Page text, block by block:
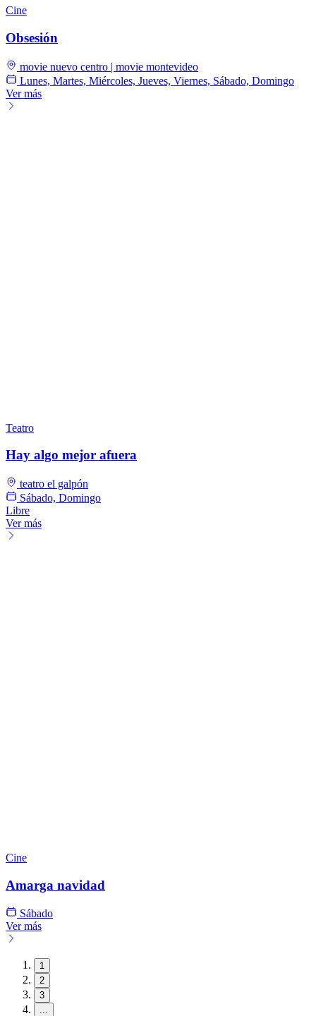
Cine
Obsesión
movie nuevo centro | movie montevideo
Lunes, Martes, Miércoles, Jueves, Viernes, Sábado, Domingo
Ver más
Teatro
Hay algo mejor afuera
teatro el galpón
Sábado, Domingo
Libre
Ver más
Cine
Amarga navidad
Sábado
Ver más
1
2
3
...